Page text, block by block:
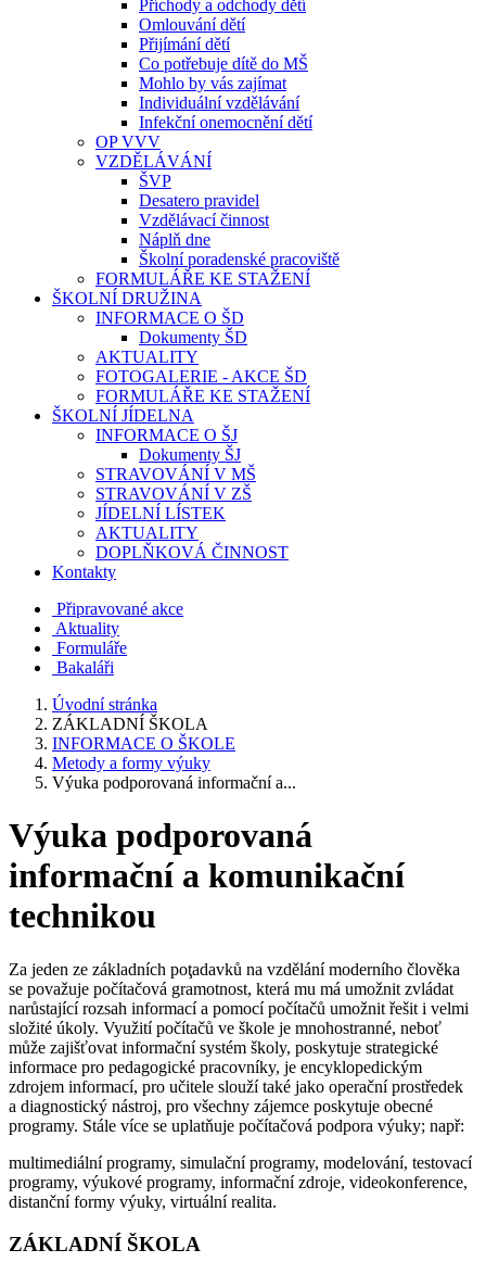
Příchody a odchody dětí
Omlouvání dětí
Přijímání dětí
Co potřebuje dítě do MŠ
Mohlo by vás zajímat
Individuální vzdělávání
Infekční onemocnění dětí
OP VVV
VZDĚLÁVÁNÍ
ŠVP
Desatero pravidel
Vzdělávací činnost
Náplň dne
Školní poradenské pracoviště
FORMULÁŘE KE STAŽENÍ
ŠKOLNÍ DRUŽINA
INFORMACE O ŠD
Dokumenty ŠD
AKTUALITY
FOTOGALERIE - AKCE ŠD
FORMULÁŘE KE STAŽENÍ
ŠKOLNÍ JÍDELNA
INFORMACE O ŠJ
Dokumenty ŠJ
STRAVOVÁNÍ V MŠ
STRAVOVÁNÍ V ZŠ
JÍDELNÍ LÍSTEK
AKTUALITY
DOPLŇKOVÁ ČINNOST
Kontakty
Připravované akce
Aktuality
Formuláře
Bakaláři
Úvodní stránka
ZÁKLADNÍ ŠKOLA
INFORMACE O ŠKOLE
Metody a formy výuky
Výuka podporovaná informační a...
Výuka podporovaná
informační a komunikační
technikou
Za jeden ze základních poţadavků na vzdělání moderního člověka
se považuje počítačová gramotnost, která mu má umožnit zvládat
narůstající rozsah informací a pomocí počítačů umožnit řešit i velmi
složité úkoly. Využití počítačů ve škole je mnohostranné, neboť
může zajišťovat informační systém školy, poskytuje strategické
informace pro pedagogické pracovníky, je encyklopedickým
zdrojem informací, pro učitele slouží také jako operační prostředek
a diagnostický nástroj, pro všechny zájemce poskytuje obecné
programy. Stále více se uplatňuje počítačová podpora výuky; např:
multimediální programy, simulační programy, modelování, testovací
programy, výukové programy, informační zdroje, videokonference,
distanční formy výuky, virtuální realita.
ZÁKLADNÍ ŠKOLA